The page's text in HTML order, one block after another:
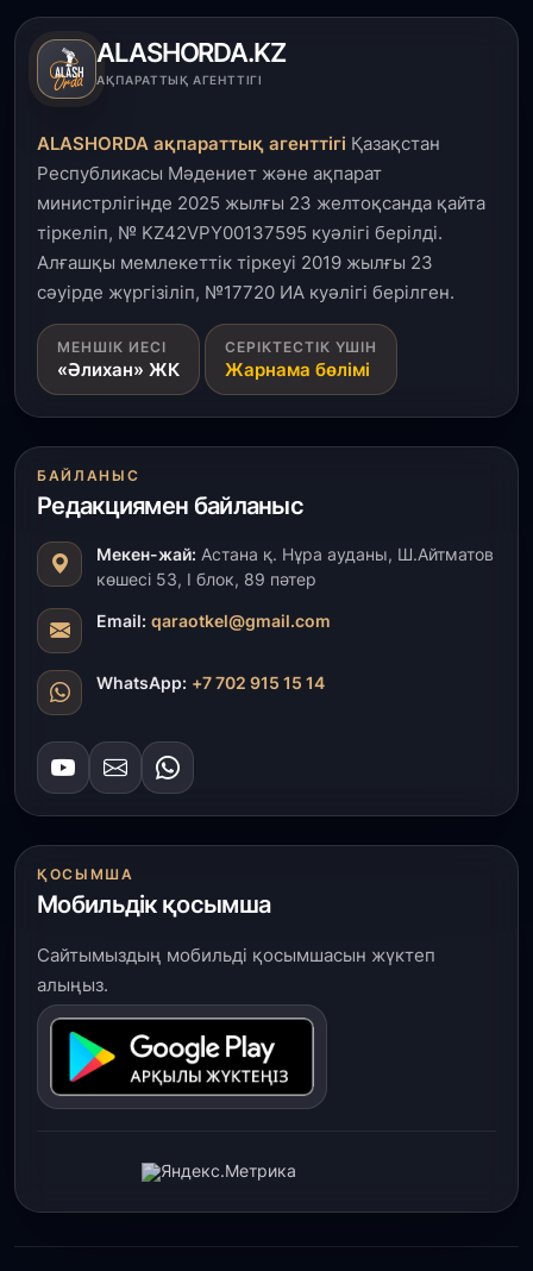
ALASHORDA.KZ
АҚПАРАТТЫҚ АГЕНТТІГІ
ALASHORDA ақпараттық агенттігі Қазақстан
Республикасы Мәдениет және ақпарат
министрлігінде 2025 жылғы 23 желтоқсанда қайта
тіркеліп, № KZ42VPY00137595 куәлігі берілді.
Алғашқы мемлекеттік тіркеуі 2019 жылғы 23
сәуірде жүргізіліп, №17720 ИА куәлігі берілген.
МЕНШІК ИЕСІ
«Әлихан» ЖК
СЕРІКТЕСТІК ҮШІН
Жарнама бөлімі
БАЙЛАНЫС
Редакциямен байланыс
Мекен-жай: Астана қ. Нұра ауданы, Ш.Айтматов
көшесі 53, І блок, 89 пәтер
Email: qaraotkel@gmail.com
WhatsApp: +7 702 915 15 14
ҚОСЫМША
Мобильдік қосымша
Сайтымыздың мобильді қосымшасын жүктеп
алыңыз.